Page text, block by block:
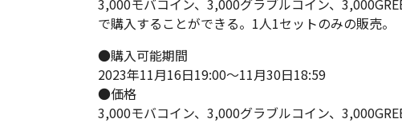
で購入することができる。1人1セットのみの販売。
●購入可能期間
2023年11月16日19:00～11月30日18:59
●価格
3,000モバコイン、3,000グラブルコイン、